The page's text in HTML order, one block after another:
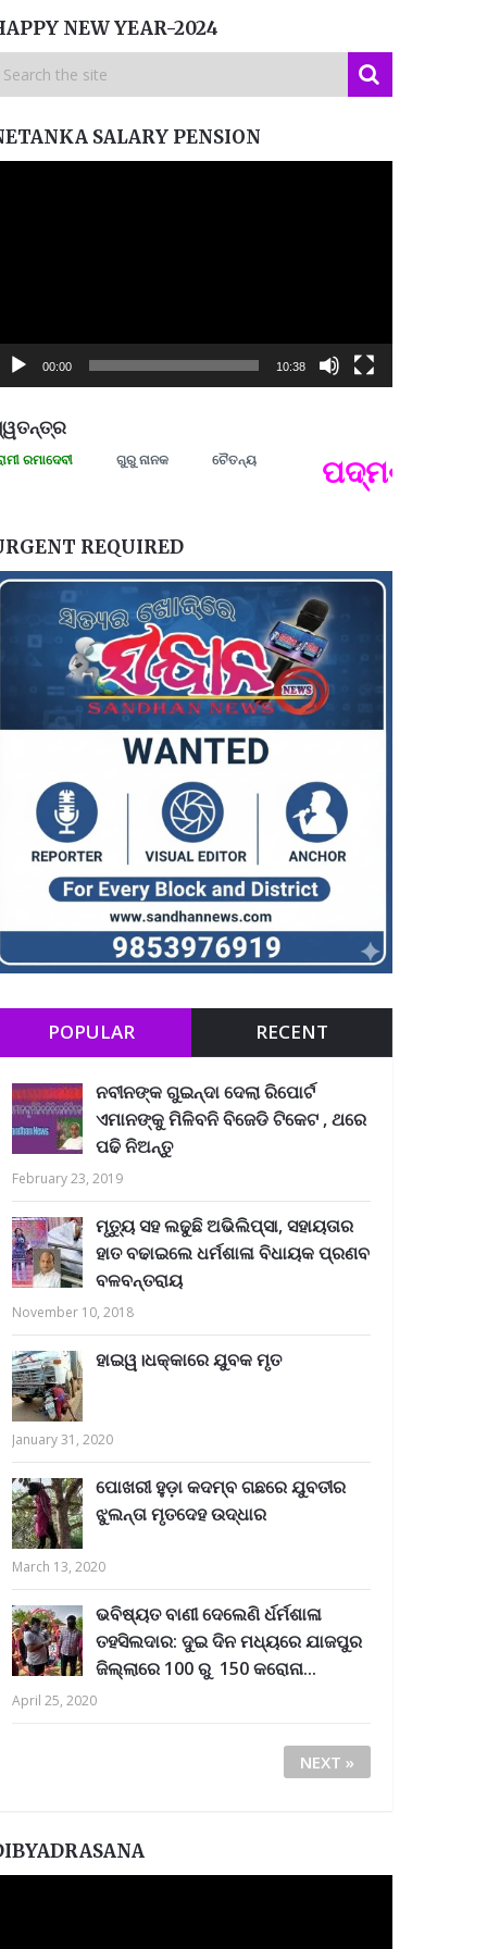
NEW YEAR-2024
SALARY PENSION
00:00 10:38
ଗୁରୁ ନାନକ ଚୈତନ୍ୟ ପଦ୍ମଶ୍ରୀ ଜୟନ୍ତ
REQUIRED
POPULAR RECENT
ନବୀନଙ୍କ ଗୁଇନ୍ଦା ଦେଲା ରିପୋର୍ଟ
ଏମାନଙ୍କୁ ମିଳିବନି ବିଜେଡି ଟିକେଟ , ଥରେ
ପଢି ନିଅନ୍ତୁ
February 23, 2019
ମୃତ୍ୟୁ ସହ ଲଢୁଛି ଅଭିଲିପ୍ସା, ସହାୟତାର
ହାତ ବଢାଇଲେ ଧର୍ମଶାଳା ବିଧାୟକ ପ୍ରଣବ
ବଳବନ୍ତରାୟ
November 10, 2018
ହାଇୱ।ଧକ୍କାରେ ଯୁବକ ମୃତ
January 31, 2020
ପୋଖରୀ ହୁଡ଼ା କଦମ୍ବ ଗଛରେ ଯୁବତୀର
ଝୁଲନ୍ତା ମୃତଦେହ ଉଦ୍ଧାର
March 13, 2020
ଭବିଷ୍ୟତ ବାଣୀ ଦେଲେଣି ର୍ଧର୍ମଶାଳା
ତହସିଲଦାର: ଦୁଇ ଦିନ ମଧ୍ୟରେ ଯାଜପୁର
ଜିଲ୍ଲାରେ 100 ରୁ 150 କରୋନା...
April 25, 2020
NEXT »